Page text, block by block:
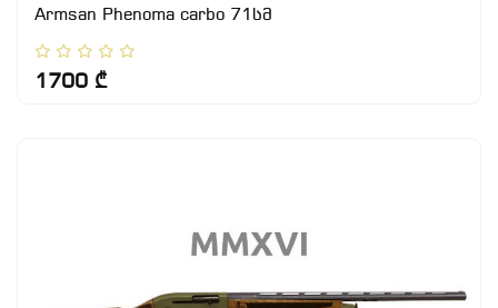
Armsan Phenoma carbo 71სმ
1700 ₾